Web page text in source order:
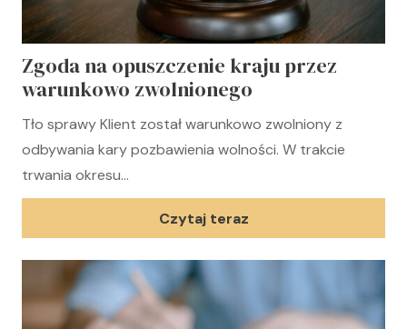
Zgoda na opuszczenie kraju przez
warunkowo zwolnionego
Tło sprawy Klient został warunkowo zwolniony z
odbywania kary pozbawienia wolności. W trakcie
trwania okresu…
Czytaj teraz